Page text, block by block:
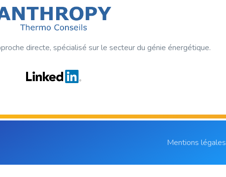
directe, spécialisé sur le secteur du génie énergétique.
Mentions légales